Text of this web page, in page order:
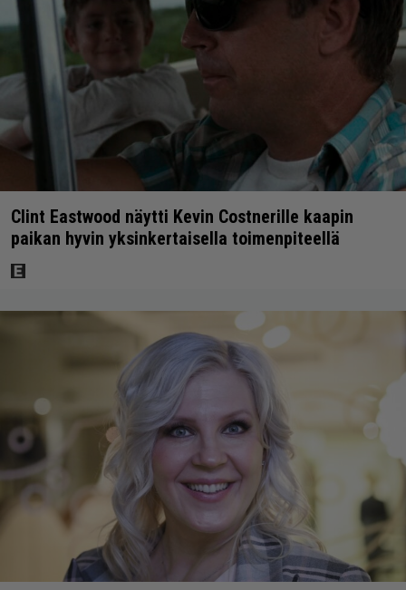
Clint Eastwood näytti Kevin Costnerille kaapin
paikan hyvin yksinkertaisella toimenpiteellä